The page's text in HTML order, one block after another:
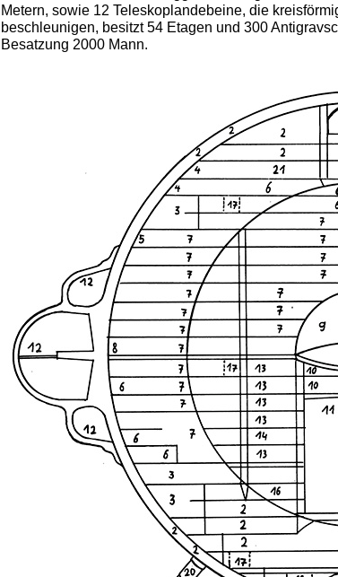
Metern, sowie 12 Teleskoplandebeine, die
beschleunigen, besitzt 54 Etagen und 300
Besatzung 2000 Mann.